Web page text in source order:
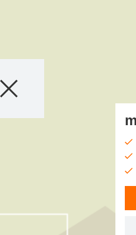
Priče i događaji
Digitalne usluge
O nama